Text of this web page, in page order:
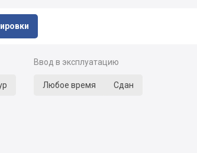
Ввод в эксплуатацию
Любое время Сдан